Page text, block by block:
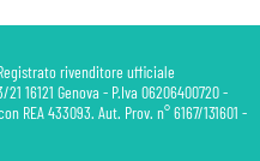
rivenditore ufficiale
16121 Genova - P.Iva 06206400720 -
REA 433093. Aut. Prov. n° 6167/131601 -